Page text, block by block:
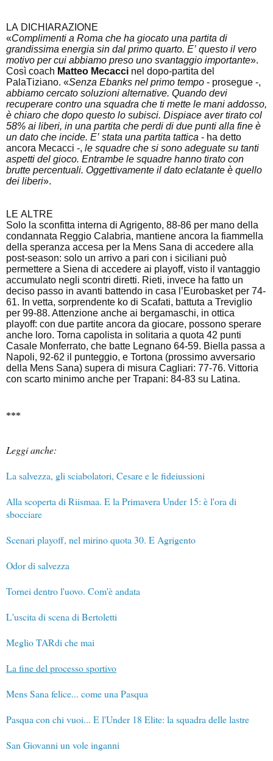
LA DICHIARAZIONE
«Complimenti a Roma che ha giocato una partita di
grandissima energia sin dal primo quarto. E’ questo il vero
motivo per cui abbiamo preso uno svantaggio importante».
Così coach Matteo Mecacci nel dopo-partita del
PalaTiziano. «Senza Ebanks nel primo tempo - prosegue -,
abbiamo cercato soluzioni alternative. Quando devi
recuperare contro una squadra che ti mette le mani addosso,
è chiaro che dopo questo lo subisci. Dispiace aver tirato col
58% ai liberi, in una partita che perdi di due punti alla fine è
un dato che incide. E’ stata una partita tattica - ha detto
ancora Mecacci -, le squadre che si sono adeguate su tanti
aspetti del gioco. Entrambe le squadre hanno tirato con
brutte percentuali. Oggettivamente il dato eclatante è quello
dei liberi».
LE ALTRE
Solo la sconfitta interna di Agrigento, 88-86 per mano della
condannata Reggio Calabria, mantiene ancora la fiammella
della speranza accesa per la Mens Sana di accedere alla
post-season: solo un arrivo a pari con i siciliani può
permettere a Siena di accedere ai playoff, visto il vantaggio
accumulato negli scontri diretti. Rieti, invece ha fatto un
deciso passo in avanti battendo in casa l’Eurobasket per 74-
61. In vetta, sorprendente ko di Scafati, battuta a Treviglio
per 99-88. Attenzione anche ai bergamaschi, in ottica
playoff: con due partite ancora da giocare, possono sperare
anche loro. Torna capolista in solitaria a quota 42 punti
Casale Monferrato, che batte Legnano 64-59. Biella passa a
Napoli, 92-62 il punteggio, e Tortona (prossimo avversario
della Mens Sana) supera di misura Cagliari: 77-76. Vittoria
con scarto minimo anche per Trapani: 84-83 su Latina.
***
Leggi anche:
La salvezza, gli sciabolatori, Cesare e le fideiussioni
Alla scoperta di Riismaa. E la Primavera Under 15: è l'ora di
sbocciare
Scenari playoff, nel mirino quota 30. E Agrigento
Odor di salvezza
Tornei dentro l'uovo. Com'è andata
L'uscita di scena di Bertoletti
Meglio TARdi che mai
La fine del processo sportivo
Mens Sana felice... come una Pasqua
Pasqua con chi vuoi... E l'Under 18 Elite: la squadra delle lastre
San Giovanni un vole inganni